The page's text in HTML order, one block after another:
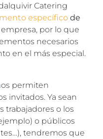
Catering
específico de
por lo que
necesarios
en el más especial.
permiten
invitados. Ya sean
trabajadores o los
o públicos
tendremos que